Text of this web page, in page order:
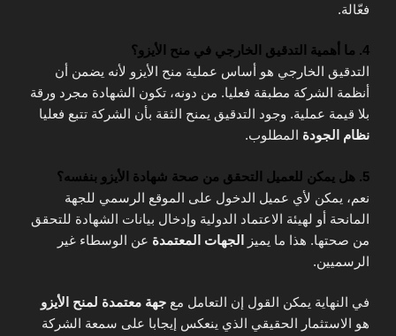
فعّالة.
4. ما أهمية التدقيق الخارجي في منح الأيزو؟
التدقيق الخارجي هو أساس عملية منح الأيزو لأنه يضمن أن
أنظمة الشركة مطبقة فعليا. من دونه، تكون الشهادة مجرد ورقة
بلا قيمة عملية. وجود التدقيق يمنح الثقة بأن الشركة تتبع فعليا
نظام الجودة المطلوب.
5. هل يمكن للعميل التحقق من صحة شهادة الأيزو بنفسه؟
نعم، يمكن لأي عميل الدخول على الموقع الرسمي للجهة
المانحة أو لهيئة الاعتماد الدولية وإدخال بيانات الشهادة للتحقق
من صحتها. هذا ما يميز
الجهات المعتمدة عن الوسطاء غير
الرسميين.
في النهاية يمكن القول إن التعامل مع جهة معتمدة لمنح الأيزو
هو الاستثمار الحقيقي الذي ينعكس إيجابا على سمعة الشركة